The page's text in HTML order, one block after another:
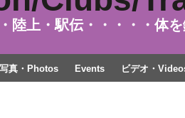
陸上・駅伝・・・・・体
写真・Photos Events ビデオ・